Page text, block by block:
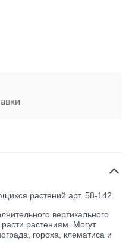
растений арт. 58-142
вертикального
растениям. Могут
гороха, клематиса и